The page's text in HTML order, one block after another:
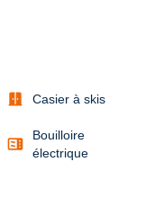
door_sliding Casier à skis
microwave
Bouilloire
électrique